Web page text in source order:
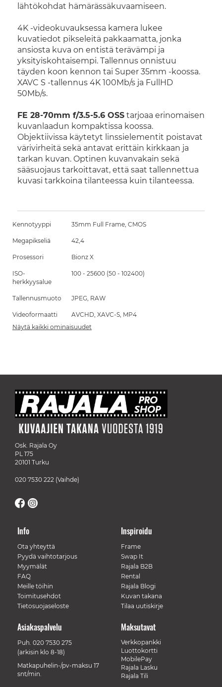
lähtökohdat hämärässäkuvaamiseen.
4K -videokuvauksessa kamera lukee
kuvatiedot pikseleitä pakkaamatta, jonka
ansiosta kuva on entistä terävämpi ja
yksityiskohtaisempi. Tallennus onnistuu
täyden koon kennon tai Super 35mm -koossa.
XAVC S -tallennus 4K 100Mb/s ja FullHD
50Mb/s.
FE 28-70mm f/3.5-5.6 OSS tarjoaa erinomaisen
kuvanlaadun kompaktissa koossa.
Objektiivissa käytetyt linssielementit poistavat
värivirheitä sekä antavat erittäin kirkkaan ja
tarkan kuvan. Optinen kuvanvakain sekä
sääsuojaus tarkoittavat, että saat tallennettua
kuvasi tarkkoina tilanteessa kuin tilanteessa.
Kennotyyppi 35mm Full Frame, CMOS
Megapikseliä 42,4
Prosessori Bionz X
ISO-
herkkyysalue
100 - 25600 (50 - 102400)
Tallennusmuoto JPEG, RAW
Videoformaatti
AVCHD, XAVC-S, MP4
Näytä kaikki ominaisuudet
Osk. Rajala Oy
PL 175
20101 Turku
020 7530 222 (Vaihde)
Info
Ota yhteyttä
Pyydä vaihtotarjous
Myymälät
FAQ
Meille töihin
Toimitusehdot
Tietosuojaseloste
Inspiroidu
Frame
Swap It
Rajala B2B
Rental
Rajala Blogi
Kuvan takana
Tilaa uutiskirje
Maksutavat
Verkkopankki
Luottokortti
MobilePay
Rajala Lasku
Rajala Tili
Asiakaspalvelu
Puh. 020 7530 275
(arkisin klo 8-18)
Matkapuhelin-/pv-maksu 17
snt/min.